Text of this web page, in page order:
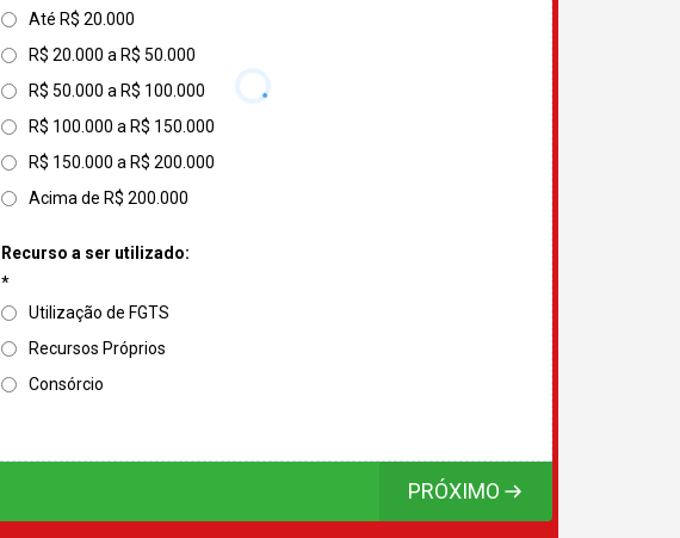
Até R$ 20.000
R$ 20.000 a R$ 50.000
R$ 50.000 a R$ 100.000
R$ 100.000 a R$ 150.000
R$ 150.000 a R$ 200.000
Acima de R$ 200.000
Recurso a ser utilizado:
*
Utilização de FGTS
Recursos Próprios
Consórcio
PRÓXIMO